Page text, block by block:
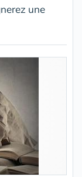
une